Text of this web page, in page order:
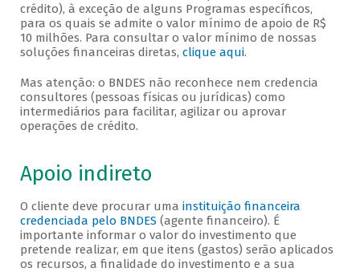
crédito), à exceção de alguns Programas específicos,
para os quais se admite o valor mínimo de apoio de R$
10 milhões. Para consultar o valor mínimo de nossas
soluções financeiras diretas, clique aqui.
Mas atenção: o BNDES não reconhece nem credencia
consultores (pessoas físicas ou jurídicas) como
intermediários para facilitar, agilizar ou aprovar
operações de crédito.
Apoio indireto
O cliente deve procurar uma instituição financeira
credenciada pelo BNDES (agente financeiro). É
importante informar o valor do investimento que
pretende realizar, em que itens (gastos) serão aplicados
os recursos, a finalidade do investimento e a sua